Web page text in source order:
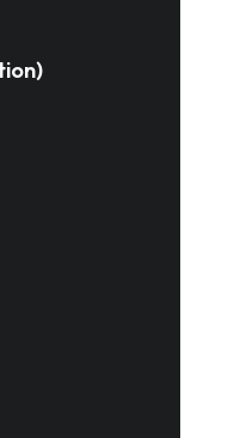
todo el